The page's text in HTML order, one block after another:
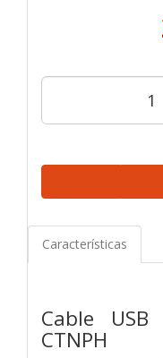
Características
Cable
CTNPH